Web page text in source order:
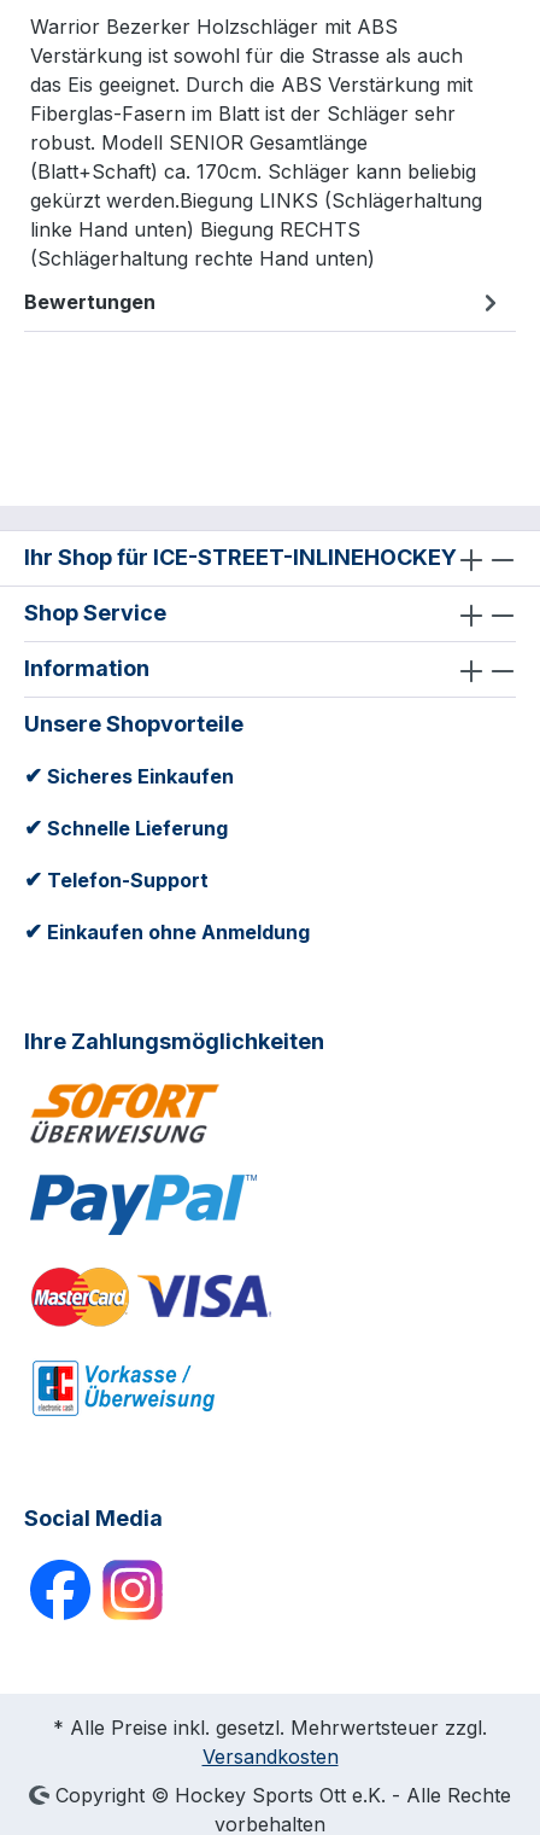
Warrior Bezerker Holzschläger mit ABS
Verstärkung ist sowohl für die Strasse als auch
das Eis geeignet. Durch die ABS Verstärkung mit
Fiberglas-Fasern im Blatt ist der Schläger sehr
robust. Modell SENIOR Gesamtlänge
(Blatt+Schaft) ca. 170cm. Schläger kann beliebig
gekürzt werden.Biegung LINKS (Schlägerhaltung
linke Hand unten) Biegung RECHTS
(Schlägerhaltung rechte Hand unten)
Bewertungen
Ihr Shop für ICE-STREET-INLINEHOCKEY
Shop Service
Information
Unsere Shopvorteile
✔ Sicheres Einkaufen
✔ Schnelle Lieferung
✔ Telefon-Support
✔ Einkaufen ohne Anmeldung
Ihre Zahlungsmöglichkeiten
Social Media
* Alle Preise inkl. gesetzl. Mehrwertsteuer zzgl.
Versandkosten
Copyright © Hockey Sports Ott e.K. - Alle Rechte
vorbehalten